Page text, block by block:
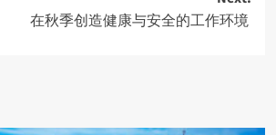
在秋季创造健康与安全的工作环境